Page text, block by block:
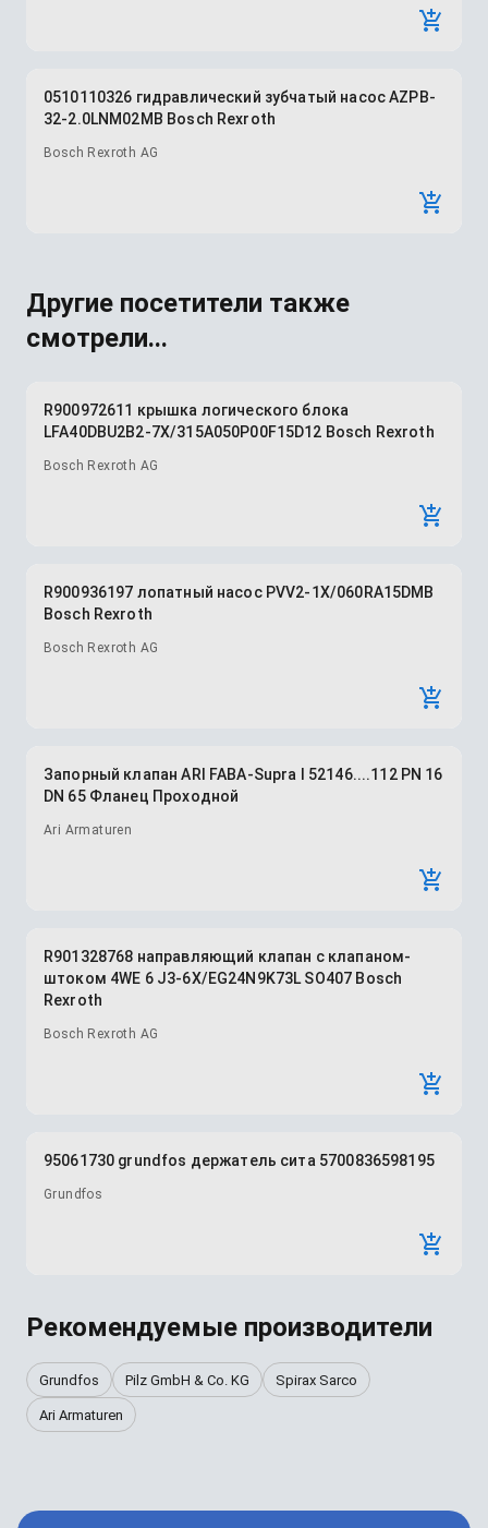
0510110326 гидравлический зубчатый насос AZPB-
32-2.0LNM02MB Bosch Rexroth
Bosch Rexroth AG
Другие посетители также
смотрели...
R900972611 крышка логического блока
LFA40DBU2B2-7X/315A050P00F15D12 Bosch Rexroth
Bosch Rexroth AG
R900936197 лопатный насос PVV2-1X/060RA15DMB
Bosch Rexroth
Bosch Rexroth AG
Запорный клапан ARI FABA-Supra I 52146....112 PN 16
DN 65 Фланец Проходной
Ari Armaturen
R901328768 направляющий клапан с клапаном-
штоком 4WE 6 J3-6X/EG24N9K73L SO407 Bosch
Rexroth
Bosch Rexroth AG
95061730 grundfos держатель сита 5700836598195
Grundfos
Рекомендуемые производители
Grundfos Pilz GmbH & Co. KG Spirax Sarco
Ari Armaturen